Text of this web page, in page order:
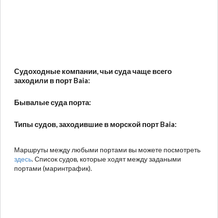
Судоходные компании, чьи суда чаще всего
заходили в порт Baia:
Бывалые суда порта:
Типы судов, заходившие в морской порт Baia:
Маршруты между любыми портами вы можете посмотреть
здесь. Список судов, которые ходят между задаными
портами (маринтрафик).